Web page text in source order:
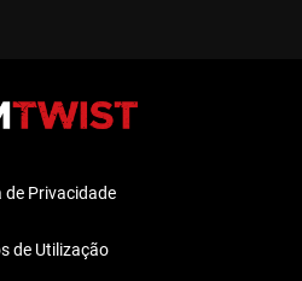
de Privacidade
de Utilização